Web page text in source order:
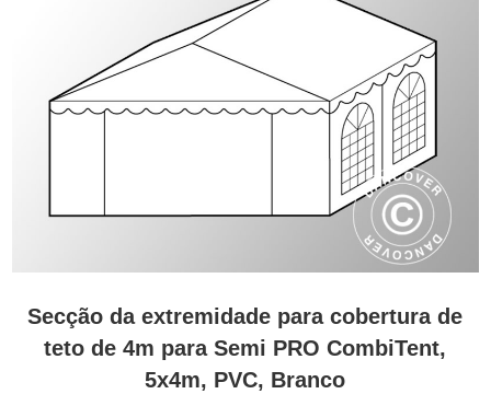
Secção da extremidade para cobertura de
teto de 4m para Semi PRO CombiTent,
5x4m, PVC, Branco